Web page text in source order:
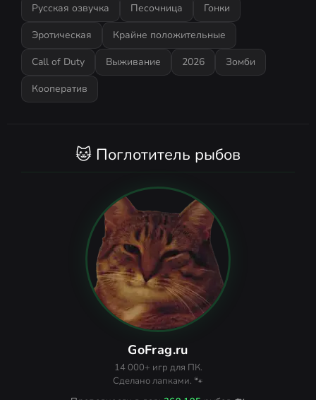
Русская озвучка
Песочница
Гонки
Эротическая
Крайне положительные
Call of Duty
Выживание 2026
Зомби
Кооператив
🐱 Поглотитель рыбов
GoFrag.ru
14 000+ игр для ПК.
Сделано лапками. 🐾